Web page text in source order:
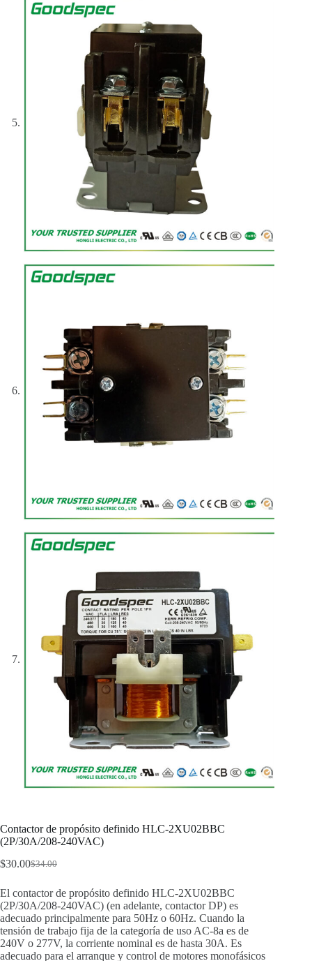
Contactor de propósito definido HLC-2XU02BBC
(2P/30A/208-240VAC)
$34.00
$30.00
El contactor de propósito definido HLC-2XU02BBC
(2P/30A/208-240VAC) (en adelante, contactor DP) es
adecuado principalmente para 50Hz o 60Hz. Cuando la
tensión de trabajo fija de la categoría de uso AC-8a es de
240V o 277V, la corriente nominal es de hasta 30A. Es
adecuado para el arranque y control de motores monofásicos